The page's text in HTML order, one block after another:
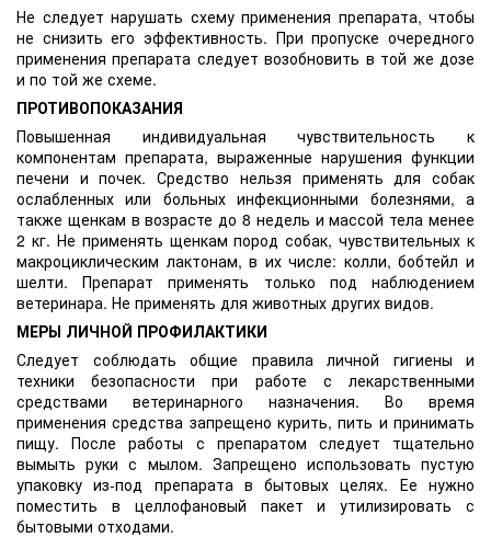
Не следует нарушать схему применения препарата, чтобы
не снизить его эффективность. При пропуске очередного
применения препарата следует возобновить в той же дозе
и по той же схеме.
ПРОТИВОПОКАЗАНИЯ
Повышенная индивидуальная чувствительность к
компонентам препарата, выраженные нарушения функции
печени и почек. Средство нельзя применять для собак
ослабленных или больных инфекционными болезнями, а
также щенкам в возрасте до 8 недель и массой тела менее
2 кг. Не применять щенкам пород собак, чувствительных к
макроциклическим лактонам, в их числе: колли, бобтейл и
шелти. Препарат применять только под наблюдением
ветеринара. Не применять для животных других видов.
МЕРЫ ЛИЧНОЙ ПРОФИЛАКТИКИ
Следует соблюдать общие правила личной гигиены и
техники безопасности при работе с лекарственными
средствами ветеринарного назначения. Во время
применения средства запрещено курить, пить и принимать
пищу. После работы с препаратом следует тщательно
вымыть руки с мылом. Запрещено использовать пустую
упаковку из-под препарата в бытовых целях. Ее нужно
поместить в целлофановый пакет и утилизировать с
бытовыми отходами.